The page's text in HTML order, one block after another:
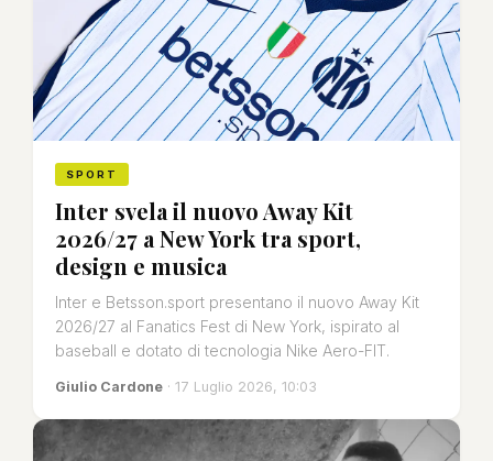
SPORT
Inter svela il nuovo Away Kit
2026/27 a New York tra sport,
design e musica
Inter e Betsson.sport presentano il nuovo Away Kit
2026/27 al Fanatics Fest di New York, ispirato al
baseball e dotato di tecnologia Nike Aero-FIT.
Giulio Cardone · 17 Luglio 2026, 10:03